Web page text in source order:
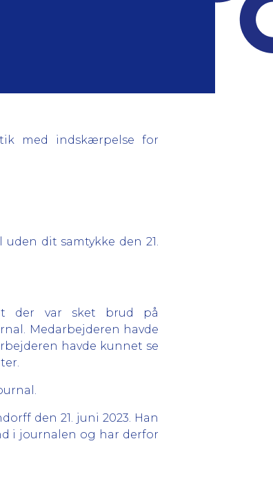
med indskærpelse for
dit samtykke den 21.
der var sket brud på
Medarbejderen havde
havde kunnet se
den 21. juni 2023. Han
i journalen og har derfor